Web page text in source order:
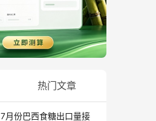
热门文章
7月份巴西食糖出口量接